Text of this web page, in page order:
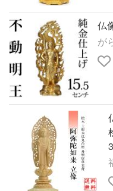
仏
が